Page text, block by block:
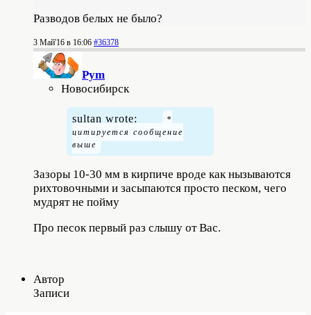
Разводов белых не было?
3 Май'16 в 16:06 #36378
Pym
Новосибирск
sultan wrote:
Зазоры 10-30 мм в кирпиче вроде как нызываются
рихтовочными и засыпаются просто песком, чего
мудрят не пойму
Про песок первый раз слышу от Вас.
Автор
Записи